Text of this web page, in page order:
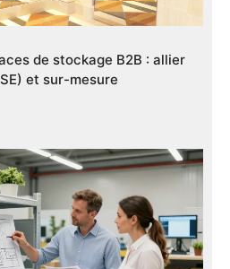
de stockage B2B : allier
et sur-mesure